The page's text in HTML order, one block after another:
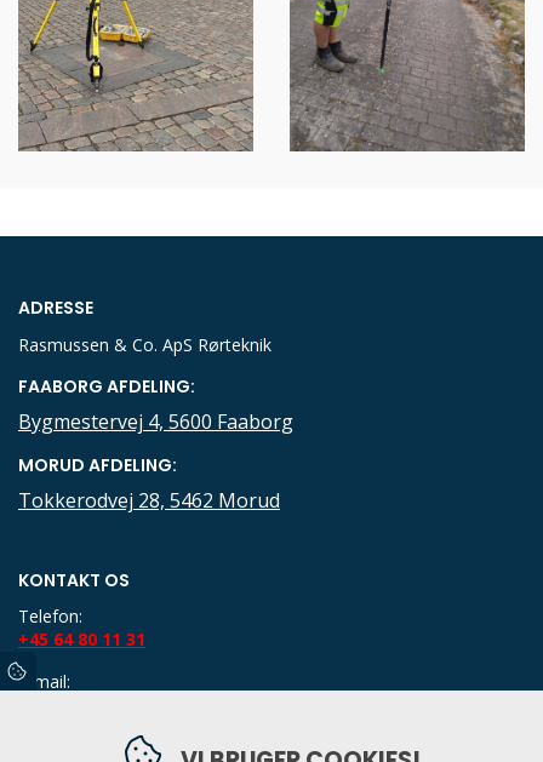
ADRESSE
Rasmussen & Co. ApS Rørteknik
FAABORG AFDELING:
Bygmestervej 4, 5600 Faaborg
MORUD AFDELING:
Tokkerodvej 28, 5462 Morud
KONTAKT OS
Telefon:
+45 64 80 11 31
E-mail:
CVR: 34710813